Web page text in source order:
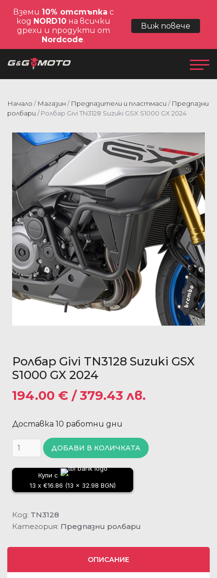
Начало / Магазин / Предпазители и пластмаси / Предпазни
ролбари / Ролбар Givi TN3128 Suzuki GSX S1000 GX 2024
Ролбар Givi TN3128 Suzuki GSX
S1000 GX 2024
194.00 € / 379.43 лв.
Доставка 10 работни дни
ДОБАВИ В КОЛИЧКАТА
Купи с
13 x €16.86 (13 x 32.98 BGN)
Код: TN3128
Категория: Предпазни ролбари
ОПИСАНИЕ
Вземи 10% отстъпка с
код NORD10на всички
дрехи и продукти от
Nordcode.
Виж повече